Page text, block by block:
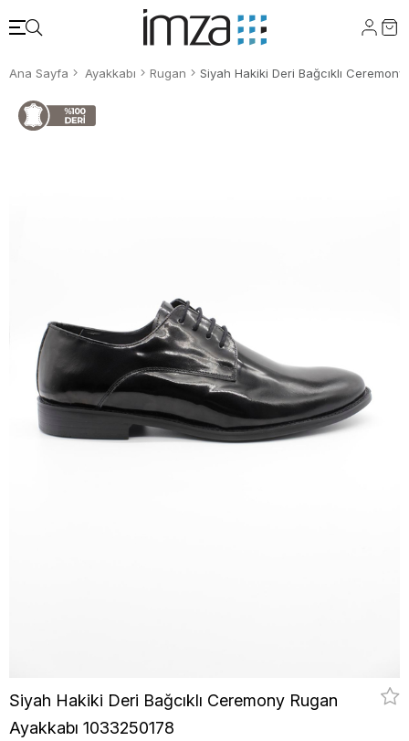
Ana Sayfa Ayakkabı Rugan
Siyah Hakiki Deri Bağcıklı Ceremony Rugan
Ayakkabı 1033250178